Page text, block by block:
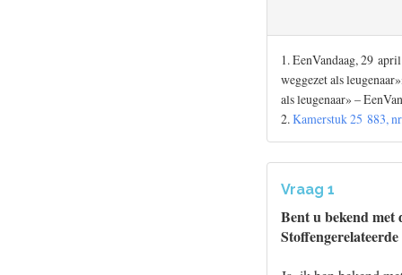
1. EenVandaag, 29
weggezet als
als leugenaar» –
2.Kamerstuk 25 883,
Vraag 1
Bent u bekend met